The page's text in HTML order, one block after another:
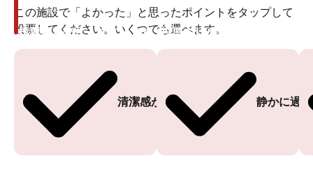
この施設で「よかった」と思ったポイントをタップして
投票してください。いくつでも選べます。
清潔感がある
投票ありがとうございます
静かに過
投票ありがとうございます